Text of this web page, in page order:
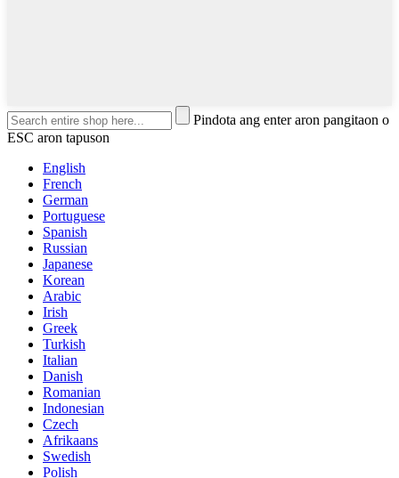
Pindota ang enter aron pangitaon o
ESC aron tapuson
English
French
German
Portuguese
Spanish
Russian
Japanese
Korean
Arabic
Irish
Greek
Turkish
Italian
Danish
Romanian
Indonesian
Czech
Afrikaans
Swedish
Polish